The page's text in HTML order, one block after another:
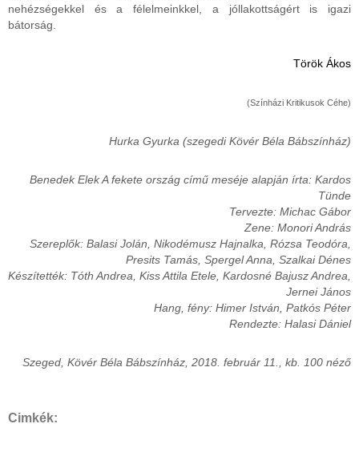
nehézségekkel és a félelmeinkkel, a jóllakottságért is igazi
bátorság.
Török Ákos
(Színházi Kritikusok Céhe)
Hurka Gyurka (szegedi Kövér Béla Bábszínház)
Benedek Elek A fekete ország című meséje alapján írta: Kardos
Tünde
Tervezte: Michac Gábor
Zene: Monori András
Szereplők: Balasi Jolán, Nikodémusz Hajnalka, Rózsa Teodóra,
Presits Tamás, Spergel Anna, Szalkai Dénes
Készítették: Tóth Andrea, Kiss Attila Etele, Kardosné Bajusz Andrea,
Jernei János
Hang, fény: Himer István, Patkós Péter
Rendezte: Halasi Dániel
Szeged, Kövér Béla Bábszínház, 2018. február 11., kb. 100 néző
Cimkék: